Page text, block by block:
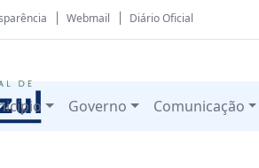
Webmail Diário Oficial
Governo Comunicação